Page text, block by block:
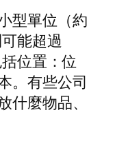
型單位（約
能超過
位置：位
。有些公司
麼物品、